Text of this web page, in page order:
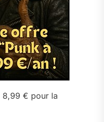
8,99 € pour la